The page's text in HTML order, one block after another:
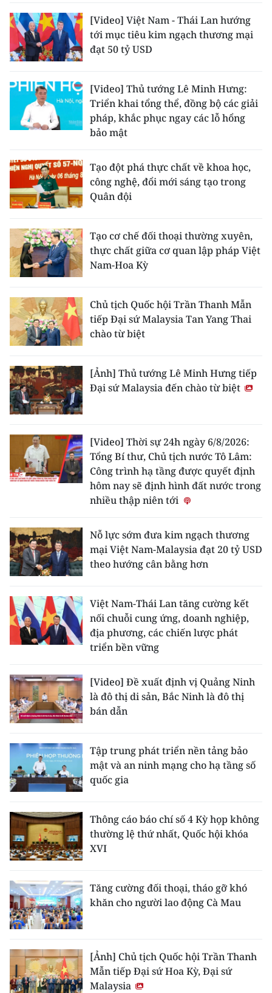
[Video] Việt Nam - Thái Lan hướng
tới mục tiêu kim ngạch thương mại
đạt 50 tỷ USD
[Video] Thủ tướng Lê Minh Hưng:
Triển khai tổng thể, đồng bộ các giải
pháp, khắc phục ngay các lỗ hổng
bảo mật
Tạo đột phá thực chất về khoa học,
công nghệ, đổi mới sáng tạo trong
Quân đội
Tạo cơ chế đối thoại thường xuyên,
thực chất giữa cơ quan lập pháp Việt
Nam-Hoa Kỳ
Chủ tịch Quốc hội Trần Thanh Mẫn
tiếp Đại sứ Malaysia Tan Yang Thai
chào từ biệt
[Ảnh] Thủ tướng Lê Minh Hưng tiếp
Đại sứ Malaysia đến chào từ biệt
[Video] Thời sự 24h ngày 6/8/2026:
Tổng Bí thư, Chủ tịch nước Tô Lâm:
Công trình hạ tầng được quyết định
hôm nay sẽ định hình đất nước trong
nhiều thập niên tới
Nỗ lực sớm đưa kim ngạch thương
mại Việt Nam-Malaysia đạt 20 tỷ USD
theo hướng cân bằng hơn
Việt Nam-Thái Lan tăng cường kết
nối chuỗi cung ứng, doanh nghiệp,
địa phương, các chiến lược phát
triển bền vững
[Video] Đề xuất định vị Quảng Ninh
là đô thị di sản, Bắc Ninh là đô thị
bán dẫn
Tập trung phát triển nền tảng bảo
mật và an ninh mạng cho hạ tầng số
quốc gia
Thông cáo báo chí số 4 Kỳ họp không
thường lệ thứ nhất, Quốc hội khóa
XVI
Tăng cường đối thoại, tháo gỡ khó
khăn cho người lao động Cà Mau
[Ảnh] Chủ tịch Quốc hội Trần Thanh
Mẫn tiếp Đại sứ Hoa Kỳ, Đại sứ
Malaysia